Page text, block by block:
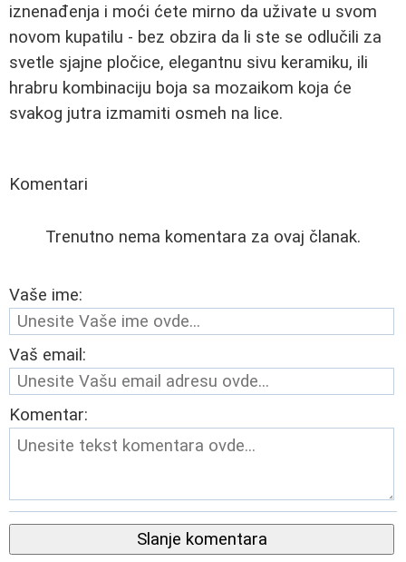
iznenađenja i moći ćete mirno da uživate u svom
novom kupatilu - bez obzira da li ste se odlučili za
svetle sjajne pločice, elegantnu sivu keramiku, ili
hrabru kombinaciju boja sa mozaikom koja će
svakog jutra izmamiti osmeh na lice.
Komentari
Trenutno nema komentara za ovaj članak.
Vaše ime:
Vaš email:
Komentar:
Slanje komentara